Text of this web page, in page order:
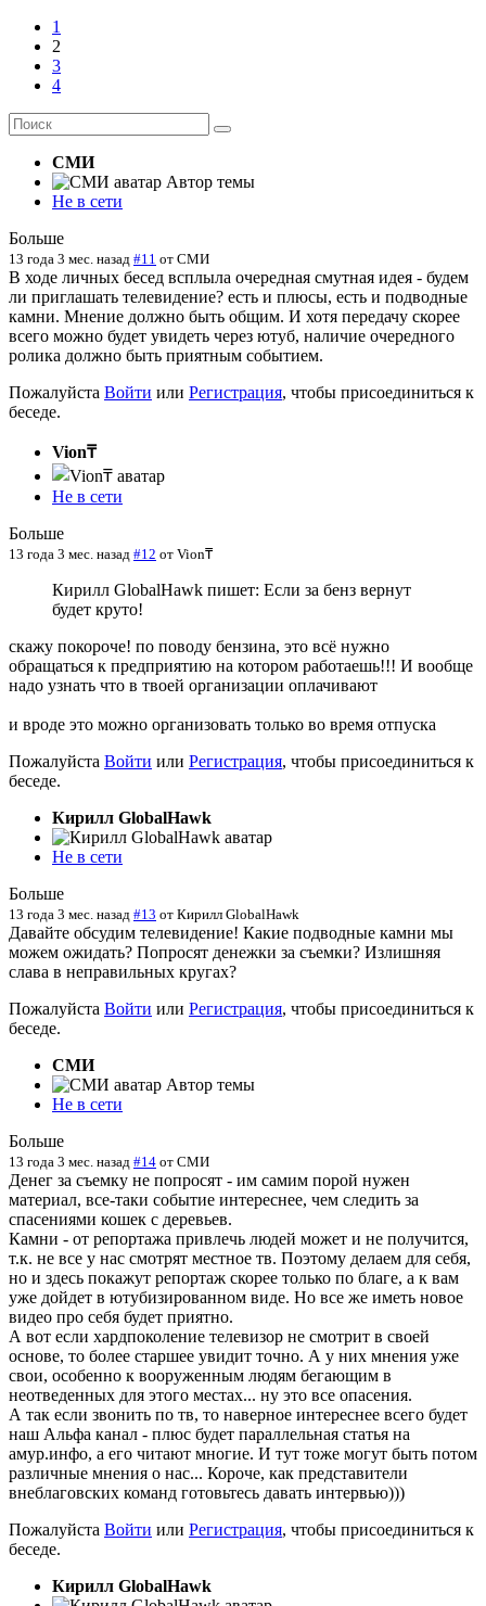
1
2
3
4
СМИ
Автор темы
Не в сети
Больше
13 года 3 мес. назад #11 от СМИ
В ходе личных бесед всплыла очередная смутная идея - будем
ли приглашать телевидение? есть и плюсы, есть и подводные
камни. Мнение должно быть общим. И хотя передачу скорее
всего можно будет увидеть через ютуб, наличие очередного
ролика должно быть приятным событием.
Пожалуйста Войти или Регистрация, чтобы присоединиться к
беседе.
Vion₸
Не в сети
Больше
13 года 3 мес. назад #12 от Vion₸
Кирилл GlobalHawk пишет: Если за бенз вернут
будет круто!
скажу покороче! по поводу бензина, это всё нужно
обращаться к предприятию на котором работаешь!!! И вообще
надо узнать что в твоей организации оплачивают
и вроде это можно организовать только во время отпуска
Пожалуйста Войти или Регистрация, чтобы присоединиться к
беседе.
Кирилл GlobalHawk
Не в сети
Больше
13 года 3 мес. назад #13 от Кирилл GlobalHawk
Давайте обсудим телевидение! Какие подводные камни мы
можем ожидать? Попросят денежки за съемки? Излишняя
слава в неправильных кругах?
Пожалуйста Войти или Регистрация, чтобы присоединиться к
беседе.
СМИ
Автор темы
Не в сети
Больше
13 года 3 мес. назад #14 от СМИ
Денег за съемку не попросят - им самим порой нужен
материал, все-таки событие интереснее, чем следить за
спасениями кошек с деревьев.
Камни - от репортажа привлечь людей может и не получится,
т.к. не все у нас смотрят местное тв. Поэтому делаем для себя,
но и здесь покажут репортаж скорее только по благе, а к вам
уже дойдет в ютубизированном виде. Но все же иметь новое
видео про себя будет приятно.
А вот если хардпоколение телевизор не смотрит в своей
основе, то более старшее увидит точно. А у них мнения уже
свои, особенно к вооруженным людям бегающим в
неотведенных для этого местах... ну это все опасения.
А так если звонить по тв, то наверное интереснее всего будет
наш Альфа канал - плюс будет параллельная статья на
амур.инфо, а его читают многие. И тут тоже могут быть потом
различные мнения о нас... Короче, как представители
внеблаговских команд готовьтесь давать интервью)))
Пожалуйста Войти или Регистрация, чтобы присоединиться к
беседе.
Кирилл GlobalHawk